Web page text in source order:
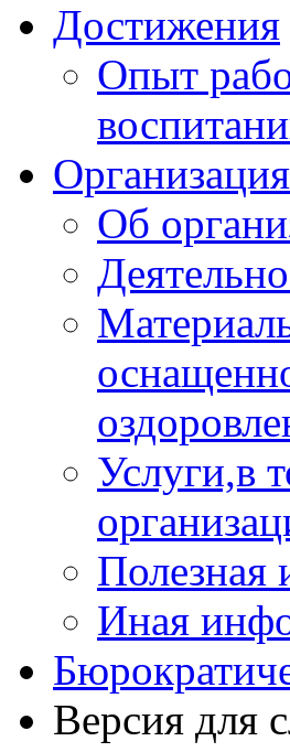
Достижения
Опыт
Об
Услуги,в
Полезная
Иная
Версия для